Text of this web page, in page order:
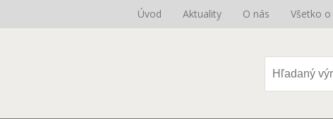
Úvod Aktuality O nás Všetko o